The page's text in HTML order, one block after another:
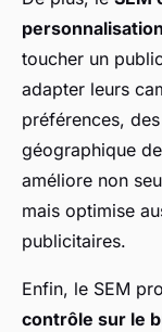
toucher un
adapter leurs
préférences,
géographique
améliore non
mais optimise
publicitaires.
Enfin, le SEM
contrôle sur le